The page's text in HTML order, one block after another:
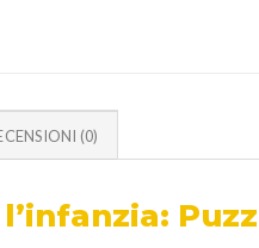
(0)